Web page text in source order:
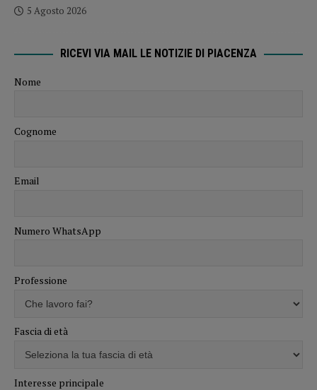
5 Agosto 2026
RICEVI VIA MAIL LE NOTIZIE DI PIACENZA
Nome
Cognome
Email
Numero WhatsApp
Professione
Fascia di età
Interesse principale